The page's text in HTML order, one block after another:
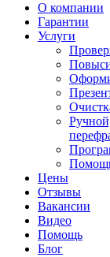
О компании
Гарантии
Услуги
Цены
Отзывы
Вакансии
Видео
Помощь
Блог